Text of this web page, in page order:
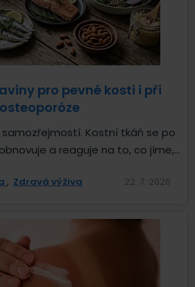
pro pevné kosti i při
osteoporóze
samozřejmostí. Kostní tkáň se po
a reaguje na to, co jíme,...
Zdravá výživa 22. 7. 2026